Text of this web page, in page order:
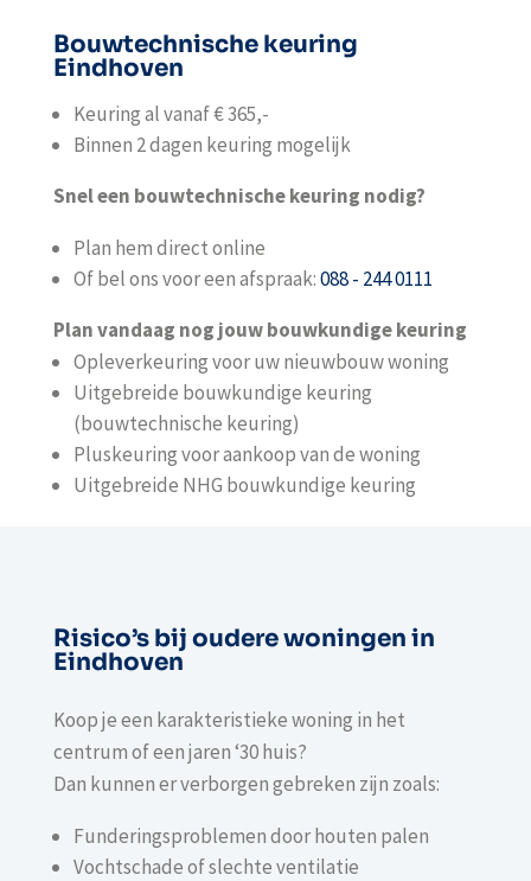
Bouwtechnische keuring
Eindhoven
Keuring al vanaf € 365,-
Binnen 2 dagen keuring mogelijk
Snel een bouwtechnische keuring nodig?
Plan hem direct online
Of bel ons voor een afspraak:088 - 244 0111
Plan vandaag nog jouw bouwkundige keuring
Opleverkeuring voor uw nieuwbouw woning
Uitgebreide bouwkundige keuring
(bouwtechnische keuring)
Pluskeuring voor aankoop van de woning
Uitgebreide NHG bouwkundige keuring
Risico’s bij oudere woningen in
Eindhoven
Koop je een karakteristieke woning in het
centrum of een jaren ‘30 huis?
Dan kunnen er verborgen gebreken zijn zoals:
Funderingsproblemen door houten palen
Vochtschade of slechte ventilatie